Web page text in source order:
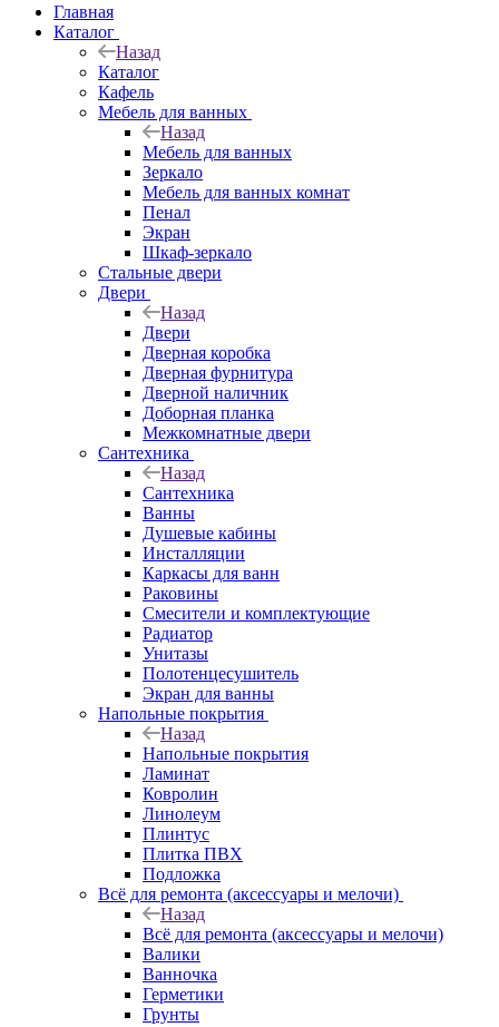
Главная
Каталог
Назад
Каталог
Кафель
Мебель для ванных
Назад
Мебель для ванных
Зеркало
Мебель для ванных комнат
Пенал
Экран
Шкаф-зеркало
Стальные двери
Двери
Назад
Двери
Дверная коробка
Дверная фурнитура
Дверной наличник
Доборная планка
Межкомнатные двери
Сантехника
Назад
Сантехника
Ванны
Душевые кабины
Инсталляции
Каркасы для ванн
Раковины
Смесители и комплектующие
Радиатор
Унитазы
Полотенцесушитель
Экран для ванны
Напольные покрытия
Назад
Напольные покрытия
Ламинат
Ковролин
Линолеум
Плинтус
Плитка ПВХ
Подложка
Всё для ремонта (аксессуары и мелочи)
Назад
Всё для ремонта (аксессуары и мелочи)
Валики
Ванночка
Герметики
Грунты